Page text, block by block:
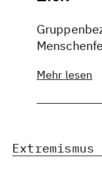
Mehr lesen
Extremismus